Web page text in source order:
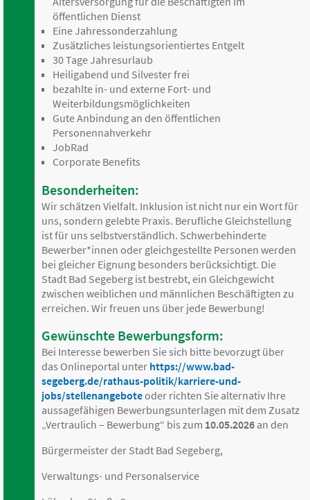
öffentlichen Dienst
Eine Jahressonderzahlung
Zusätzliches leistungsorientiertes Entgelt
30 Tage Jahresurlaub
Heiligabend und Silvester frei
bezahlte in- und externe Fort- und
Weiterbildungsmöglichkeiten
Gute Anbindung an den öffentlichen
Personennahverkehr
JobRad
Corporate Benefits
Besonderheiten:
Wir schätzen Vielfalt. Inklusion ist nicht nur ein Wort für
uns, sondern gelebte Praxis. Berufliche Gleichstellung
ist für uns selbstverständlich. Schwerbehinderte
Bewerber*innen oder gleichgestellte Personen werden
bei gleicher Eignung besonders berücksichtigt. Die
Stadt Bad Segeberg ist bestrebt, ein Gleichgewicht
zwischen weiblichen und männlichen Beschäftigten zu
erreichen. Wir freuen uns über jede Bewerbung!
Gewünschte Bewerbungsform:
Bei Interesse bewerben Sie sich bitte bevorzugt über
das Onlineportal unter https://www.bad-
segeberg.de/rathaus-politik/karriere-und-
jobs/stellenangeboteoder richten Sie alternativ Ihre
aussagefähigen Bewerbungsunterlagen mit dem Zusatz
„Vertraulich – Bewerbung“ bis zum 10.05.2026 an den
Bürgermeister der Stadt Bad Segeberg,
Verwaltungs- und Personalservice